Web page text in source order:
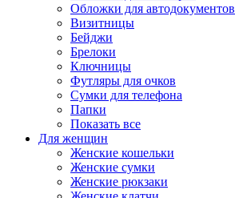
Обложки для автодокументов
Визитницы
Бейджи
Брелоки
Ключницы
Футляры для очков
Сумки для телефона
Папки
Показать все
Для женщин
Женские кошельки
Женские сумки
Женские рюкзаки